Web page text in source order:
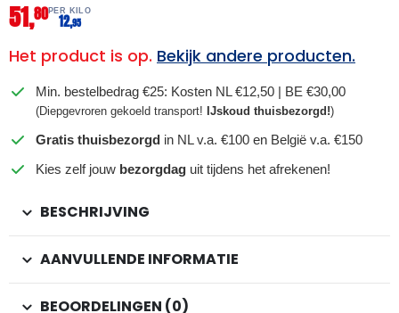
51,80PER KILO
12,95
Het product is op. Bekijk andere producten.
Min. bestelbedrag €25: Kosten NL €12,50 | BE €30,00
(Diepgevroren gekoeld transport! IJskoud thuisbezorgd!)
Gratis thuisbezorgd in NL v.a. €100 en België v.a. €150
Kies zelf jouw bezorgdag uit tijdens het afrekenen!
BESCHRIJVING
AANVULLENDE INFORMATIE
BEOORDELINGEN (0)